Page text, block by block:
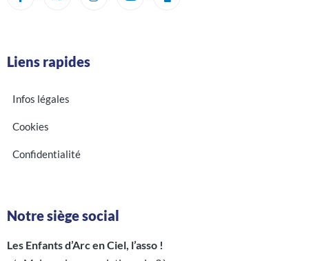
Liens rapides
Infos légales
Cookies
Confidentialité
Notre siège social
Les Enfants d’Arc en Ciel, l’asso !